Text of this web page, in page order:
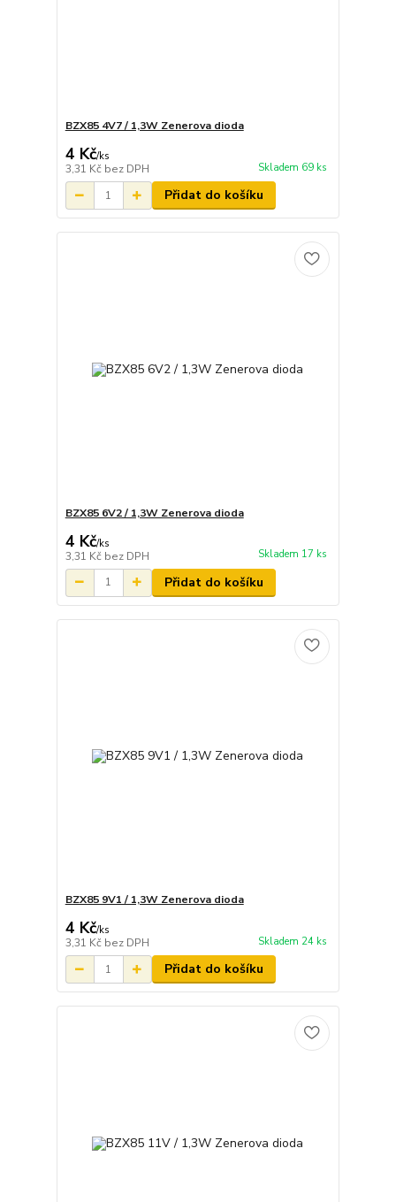
BZX85 4V7 / 1,3W Zenerova dioda
4 Kč/ks
3,31 Kč bez DPH Skladem 69 ks
Přidat do košíku
BZX85 6V2 / 1,3W Zenerova dioda
4 Kč/ks
3,31 Kč bez DPH Skladem 17 ks
Přidat do košíku
BZX85 9V1 / 1,3W Zenerova dioda
4 Kč/ks
3,31 Kč bez DPH Skladem 24 ks
Přidat do košíku